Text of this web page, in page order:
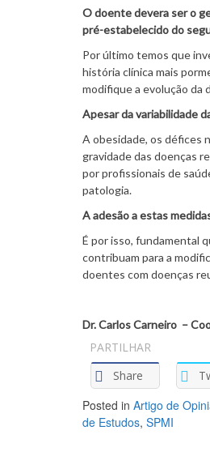
O doente devera ser o
pré-estabelecido do
Por último temos que
história clínica mais
modifique a evolução da
Apesar da variabilidade
A obesidade, os défices
gravidade das doenças
por profissionais de
patologia.
A adesão a estas
É por isso, fundamental
contribuam para a
doentes com doenças
Dr. Carlos Carneiro –
PARTILHAR
Share
Posted in Artigo de
de Estudos, SPMI